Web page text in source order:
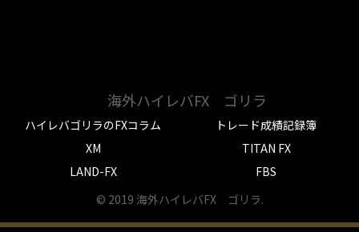
海外ハイレバFX ゴリラ
ハイレバゴリラのFXコラム
トレード成績記録簿
XM
TITAN FX
LAND-FX
FBS
© 2019 海外ハイレバFX ゴリラ.